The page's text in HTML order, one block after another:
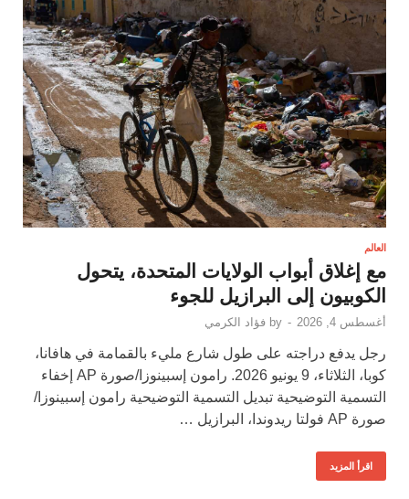
العالم
مع إغلاق أبواب الولايات المتحدة، يتحول
الكوبيون إلى البرازيل للجوء
أغسطس 4, 2026 -
by فؤاد الكرمي
رجل يدفع دراجته على طول شارع مليء بالقمامة في هافانا،
كوبا، الثلاثاء، 9 يونيو 2026. رامون إسبينوزا/صورة AP إخفاء
التسمية التوضيحية تبديل التسمية التوضيحية رامون إسبينوزا/
صورة AP فولتا ريدوندا، البرازيل …
اقرأ المزيد